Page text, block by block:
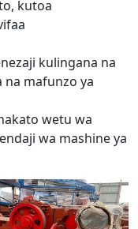
kutoa
kulingana na
na mafunzo ya
wetu wa
wa mashine ya